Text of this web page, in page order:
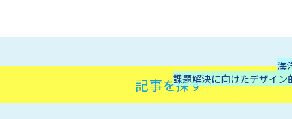
海
課題解決に向けたデザイン
記事を探す